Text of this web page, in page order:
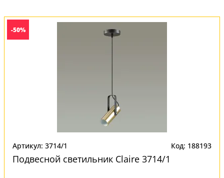
-50%
Артикул: 3714/1 Код: 188193
Подвесной светильник Claire 3714/1